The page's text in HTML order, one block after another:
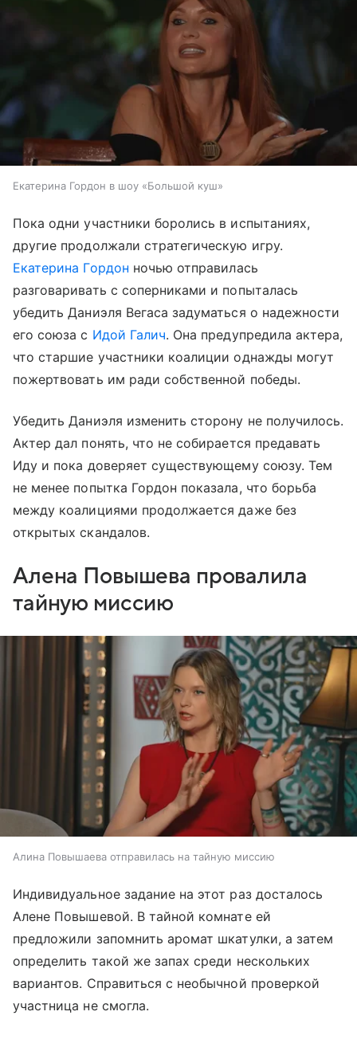
Екатерина Гордон в шоу «Большой куш»
Пока одни участники боролись в испытаниях,
другие продолжали стратегическую игру.
Екатерина Гордон ночью отправилась
разговаривать с соперниками и попыталась
убедить Даниэля Вегаса задуматься о надежности
его союза с Идой Галич. Она предупредила актера,
что старшие участники коалиции однажды могут
пожертвовать им ради собственной победы.
Убедить Даниэля изменить сторону не получилось.
Актер дал понять, что не собирается предавать
Иду и пока доверяет существующему союзу. Тем
не менее попытка Гордон показала, что борьба
между коалициями продолжается даже без
открытых скандалов.
Алена Повышева провалила
тайную миссию
Алина Повышаева отправилась на тайную миссию
Индивидуальное задание на этот раз досталось
Алене Повышевой. В тайной комнате ей
предложили запомнить аромат шкатулки, а затем
определить такой же запах среди нескольких
вариантов. Справиться с необычной проверкой
участница не смогла.